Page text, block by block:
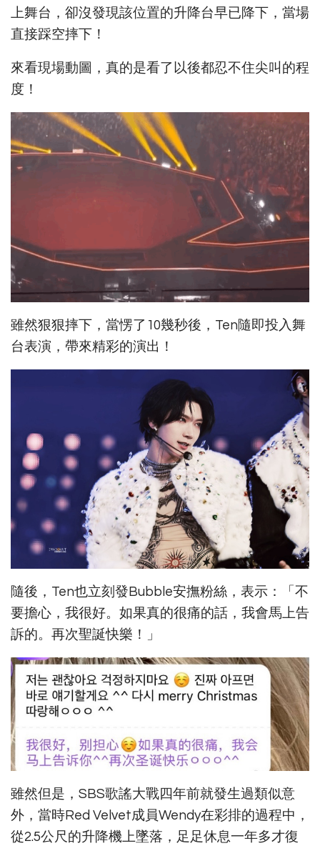
上舞台，卻沒發現該位置的升降台早已降下，當場
直接踩空摔下！
來看現場動圖，真的是看了以後都忍不住尖叫的程
度！
雖然狠狠摔下，當愣了10幾秒後，Ten隨即投入舞
台表演，帶來精彩的演出！
隨後，Ten也立刻發Bubble安撫粉絲，表示：「不
要擔心，我很好。如果真的很痛的話，我會馬上告
訴的。再次聖誕快樂！」
雖然但是，SBS歌謠大戰四年前就發生過類似意
外，當時Red Velvet成員Wendy在彩排的過程中，
從2.5公尺的升降機上墜落，足足休息一年多才復